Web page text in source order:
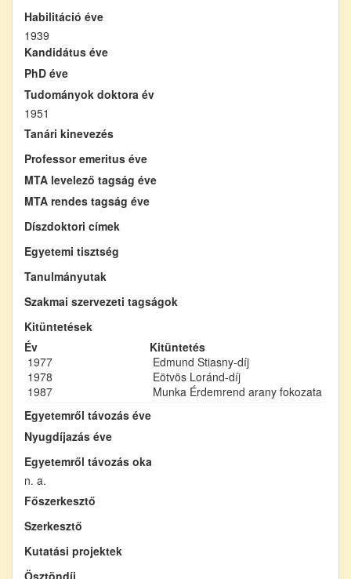
Habilitáció éve
1939
Kandidátus éve
PhD éve
Tudományok doktora év
1951
Tanári kinevezés
Professor emeritus éve
MTA levelező tagság éve
MTA rendes tagság éve
Díszdoktori címek
Egyetemi tisztség
Tanulmányutak
Szakmai szervezeti tagságok
Kitüntetések
Év
Kitüntetés
1977
Edmund Stiasny-díj
1978
Eötvös Loránd-díj
1987
Munka Érdemrend arany fokozata
Egyetemről távozás éve
Nyugdíjazás éve
Egyetemről távozás oka
n. a.
Főszerkesztő
Szerkesztő
Kutatási projektek
Ösztöndíj